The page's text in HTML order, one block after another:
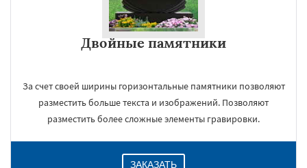
Двойные памятники
За счет своей ширины горизонтальные памятники позволяют
разместить больше текста и изображений. Позволяют
разместить более сложные элементы гравировки.
ЗАКАЗАТЬ